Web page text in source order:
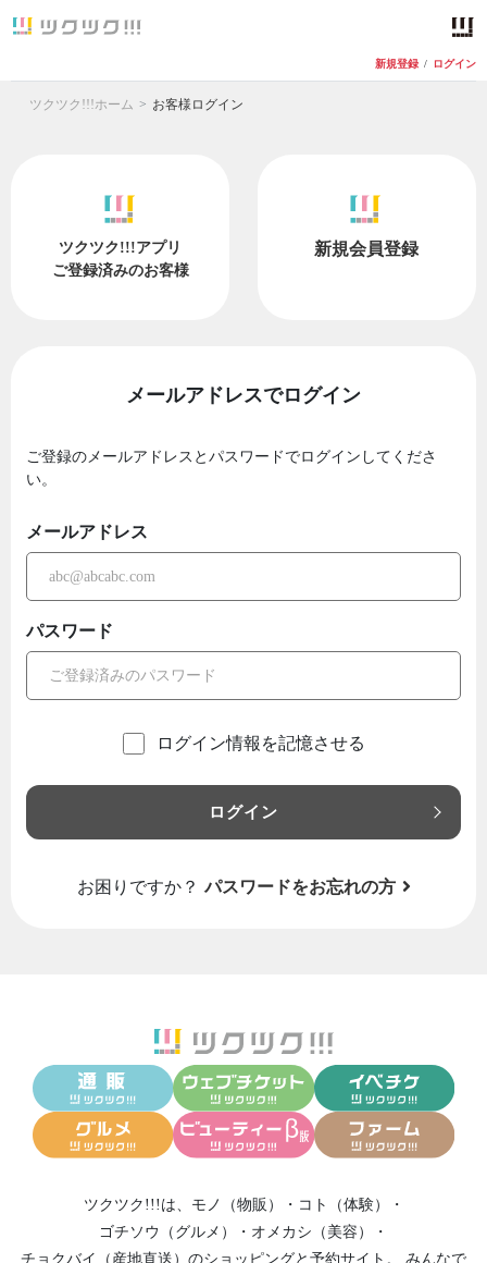
新規登録 / ログイン
ツクツク!!!ホーム お客様ログイン
ツクツク!!!アプリ
ご登録済みのお客様
新規会員登録
メールアドレスでログイン
ご登録のメールアドレスとパスワードでログインしてくださ
い。
メールアドレス
パスワード
ログイン情報を記憶させる
ログイン
お困りですか？ パスワードをお忘れの方
ツクツク!!!は、 モノ（物販） ・ コト（体験）
・
ゴチソウ（グルメ）
・ オメカシ（美容）
・
チョクバイ（産地直送） のショッピングと予約サイト。
みんなで